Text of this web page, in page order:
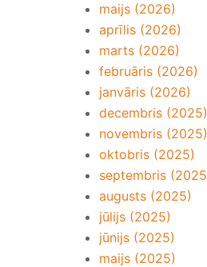
maijs (2026)
aprīlis (2026)
marts (2026)
februāris (2026)
janvāris (2026)
decembris (2025)
novembris (2025)
oktobris (2025)
septembris
augusts (2025)
jūlijs (2025)
jūnijs (2025)
maijs (2025)